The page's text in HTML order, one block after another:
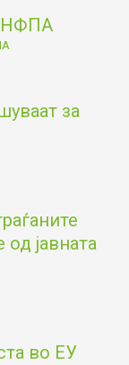
за
јавната
во ЕУ